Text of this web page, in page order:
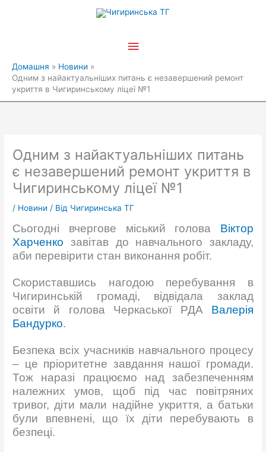
Головне
Домашня
Новини
Одним з найактуальніших питань є незавершений ремонт
укриття в Чигиринському ліцеї №1
Одним з найактуальніших питань
є незавершений ремонт укриття в
Чигиринському ліцеї №1
/ Новини / Від Чигиринська ТГ
Сьогодні вчергове міський голова Віктор
Харченко завітав до навчального закладу,
аби перевірити стан виконання робіт.
Скориставшись нагодою перебування в
Чигиринській громаді, відвідала заклад
освіти й голова Черкаської РДА Валерія
Бандурко.
Безпека всіх учасників навчального процесу
– це пріоритетне завдання нашої громади.
Тож наразі працюємо над забезпеченням
належних умов, щоб під час повітряних
тривог, діти мали надійне укриття, а батьки
були впевнені, що їх діти перебувають в
безпеці.